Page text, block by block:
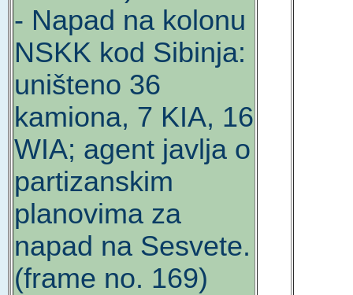
- Napad na kolonu
NSKK kod Sibinja:
uništeno 36
kamiona, 7 KIA, 16
WIA; agent javlja o
partizanskim
planovima za
napad na Sesvete.
(frame no. 169)